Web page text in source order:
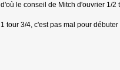
d'où le conseil de Mitch d'ouvrier 1/2
1 tour 3/4, c'est pas mal pour débuter